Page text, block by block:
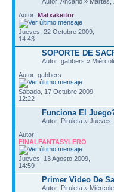
Autor: Matxakeitor
Jueves, 22 Octubre 2009,
14:43
SOPORTE DE
Autor: gabbers »
Autor: gabbers
Sábado, 17 Octubre 2009,
12:22
Funciona El
Autor: Piruleta »
Autor:
FINALFANTASYLERO
Jueves, 13 Agosto 2009,
14:59
Primer Video De
Autor: Piruleta »